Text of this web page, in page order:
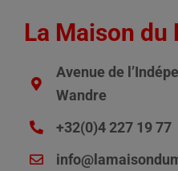
La Maison du
Avenue de
Wandre
+32(0)4 227 19 77